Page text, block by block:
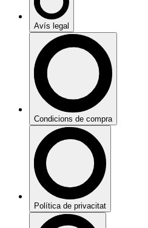
Avís legal
Condicions de compra
Política de privacitat